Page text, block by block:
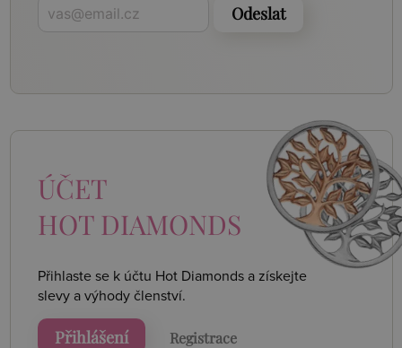
Odeslat
ÚČET
HOT DIAMONDS
Přihlaste se k účtu Hot Diamonds a získejte
slevy a výhody členství.
Přihlášení Registrace